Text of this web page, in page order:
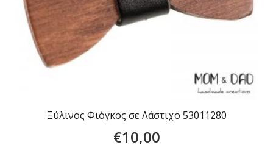
Ξύλινος Φιόγκος σε Λάστιχο 53011280
€10,00